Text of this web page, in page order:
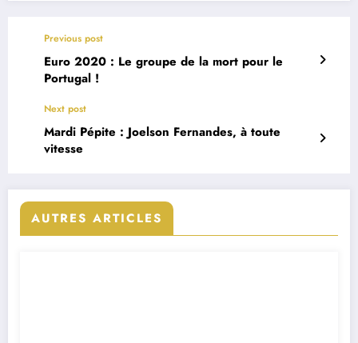
Previous post
Euro 2020 : Le groupe de la mort pour le
Portugal !
Next post
Mardi Pépite : Joelson Fernandes, à toute
vitesse
AUTRES ARTICLES